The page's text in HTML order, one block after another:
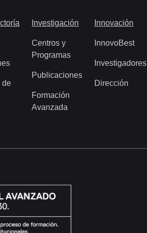
de
Investigación
Centros y
Programas
Publicaciones
Formación
Avanzada
Innovación
InnovoBest
Investigadores
Dirección